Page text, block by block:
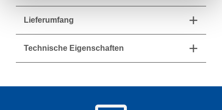
Lieferumfang
Technische Eigenschaften